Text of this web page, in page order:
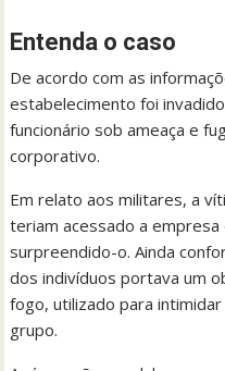
Entenda o caso
De acordo com as
estabelecimento foi
funcionário sob ameaça e
corporativo.
Em relato aos militares, a
teriam acessado a
surpreendido-o. Ainda
dos indivíduos portava um
fogo, utilizado para
grupo.